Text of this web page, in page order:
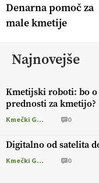
Denarna pomoč za
male kmetije
Najnovejše
Kmetijski roboti: bo
prednosti za kmetijo?
Kmečki Glas 0
Digitalno od satelita
Kmečki Glas 0